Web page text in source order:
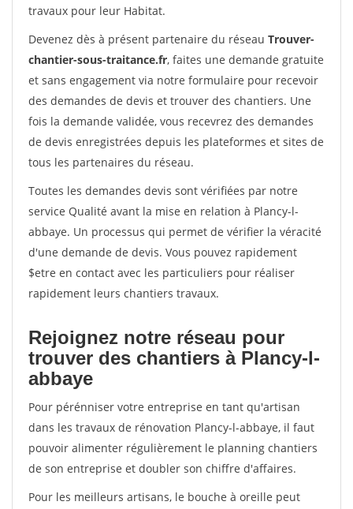
travaux pour leur Habitat.
Devenez dès à présent partenaire du réseau Trouver-
chantier-sous-traitance.fr, faites une demande gratuite
et sans engagement via notre formulaire pour recevoir
des demandes de devis et trouver des chantiers. Une
fois la demande validée, vous recevrez des demandes
de devis enregistrées depuis les plateformes et sites de
tous les partenaires du réseau.
Toutes les demandes devis sont vérifiées par notre
service Qualité avant la mise en relation à Plancy-l-
abbaye. Un processus qui permet de vérifier la véracité
d'une demande de devis. Vous pouvez rapidement
$etre en contact avec les particuliers pour réaliser
rapidement leurs chantiers travaux.
Rejoignez notre réseau pour
trouver des chantiers à Plancy-l-
abbaye
Pour pérénniser votre entreprise en tant qu'artisan
dans les travaux de rénovation Plancy-l-abbaye, il faut
pouvoir alimenter régulièrement le planning chantiers
de son entreprise et doubler son chiffre d'affaires.
Pour les meilleurs artisans, le bouche à oreille peut